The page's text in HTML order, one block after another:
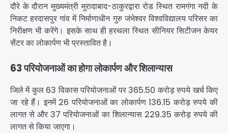
दौरे के दौरान मुख्यमंत्री मुरादाबाद-ठाकुरद्वारा रोड स्थित रामगंगा नदी के
निकट हरदासपुर गांव में निर्माणाधीन गुरु जंभेश्वर विश्वविद्यालय परिसर का
निरीक्षण भी करेंगे। इसके साथ ही हरथला स्थित सीनियर सिटीजन केयर
सेंटर का लोकार्पण भी प्रस्तावित है।
63 परियोजनाओं का होगा लोकार्पण और शिलान्यास
जिले में कुल 63 विकास परियोजनाओं पर 365.50 करोड़ रुपये खर्च किए
जा रहे हैं। इनमें 26 परियोजनाओं का लोकार्पण 136.15 करोड़ रुपये की
लागत से और 37 परियोजनाओं का शिलान्यास 229.35 करोड़ रुपये की
लागत से किया जाएगा।